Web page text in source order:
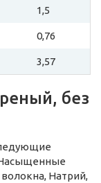
1,5
0,76
3,57
без
Натрий,